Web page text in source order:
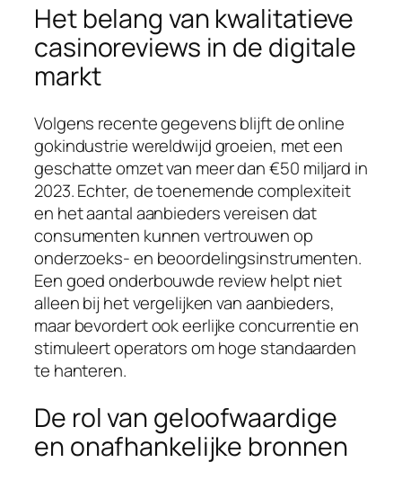
Het belang van kwalitatieve
casinoreviews in de digitale
markt
Volgens recente gegevens blijft de online
gokindustrie wereldwijd groeien, met een
geschatte omzet van meer dan€50 miljard in
2023. Echter, de toenemende complexiteit
en het aantal aanbieders vereisen dat
consumenten kunnen vertrouwen op
onderzoeks- en beoordelingsinstrumenten.
Een goed onderbouwde review helpt niet
alleen bij het vergelijken van aanbieders,
maar bevordert ook eerlijke concurrentie en
stimuleert operators om hoge standaarden
te hanteren.
De rol van geloofwaardige
en onafhankelijke bronnen